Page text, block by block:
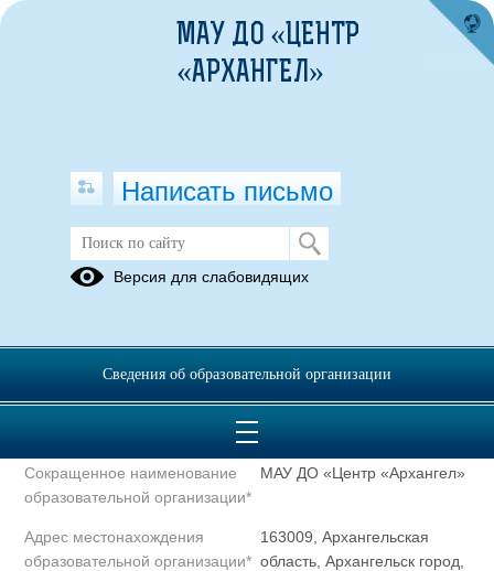
Полное наименование
образовательной организации*
Муниципальное автономное
учреждение
«Центр технического
творчества, спорта и
Сокращенное наименование
образовательной организации*
МАУ ДО «Центр «Архангел»
Адрес местонахождения
образовательной организации*
163009, Архангельская
область, Архангельск город,
МАУ ДО «ЦЕНТР
«АРХАНГЕЛ»
Написать письмо
Версия для слабовидящих
Сведения об образовательной организации